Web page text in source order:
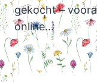
gekocht –
online…